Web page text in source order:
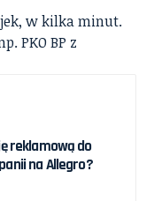
w kilka minut.
PKO BP z
reklamową do
na Allegro?